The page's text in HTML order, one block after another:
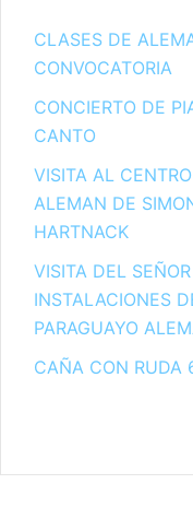
CLASES DE
CONVOCATORIA
CONCIERTO DE
CANTO
VISITA AL
ALEMAN DE
HARTNACK
VISITA DEL
INSTALACIONES
PARAGUAYO
CAÑA CON RUDA